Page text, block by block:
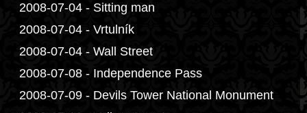
2008-07-04 - Sitting man
2008-07-04 - Vrtulník
2008-07-04 - Wall Street
2008-07-08 - Independence Pass
2008-07-09 - Devils Tower National Monument